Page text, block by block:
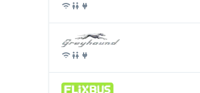
Autobus
Autobus